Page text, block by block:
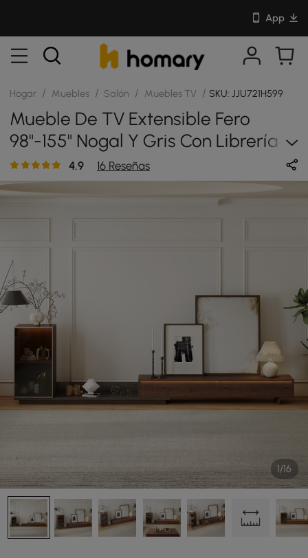
App
Hogar / Muebles / Salón / Muebles TV / SKU: JJU721H599
Mueble De TV Extensible Fero
98"-155" Nogal Y Gris Con Librería Y
Luz LED4.9 16 Reseñas
1/16